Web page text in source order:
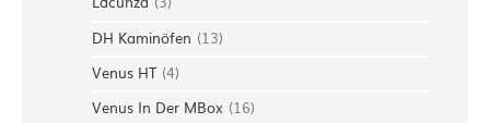
DH Kaminöfen (13)
Venus HT (4)
Venus In Der MBox (16)